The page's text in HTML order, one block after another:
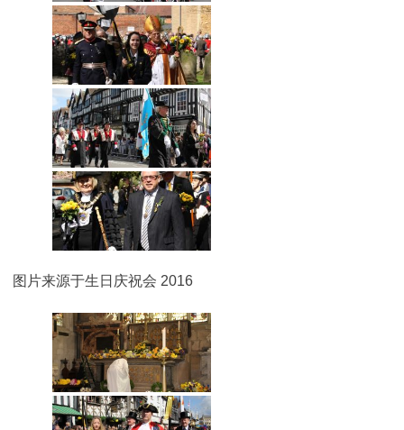
图片来源于生日庆祝会 2016